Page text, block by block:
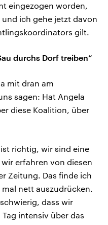
eingezogen worden,
ich gehe jetzt davon
gilt.
durchs Dorf treiben“
mit dran am
sagen: Hat Angela
diese Koalition, über
ist richtig, wir sind eine
erfahren von diesen
Zeitung. Das finde ich
nett auszudrücken.
dass wir
intensiv über das